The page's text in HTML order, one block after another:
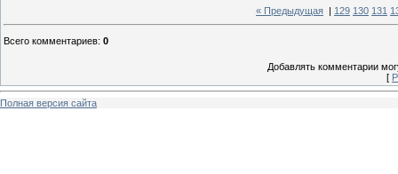
« Предыдущая 129 130 131
Всего комментариев: 0
Добавлять комментарии
[
Полная версия сайта